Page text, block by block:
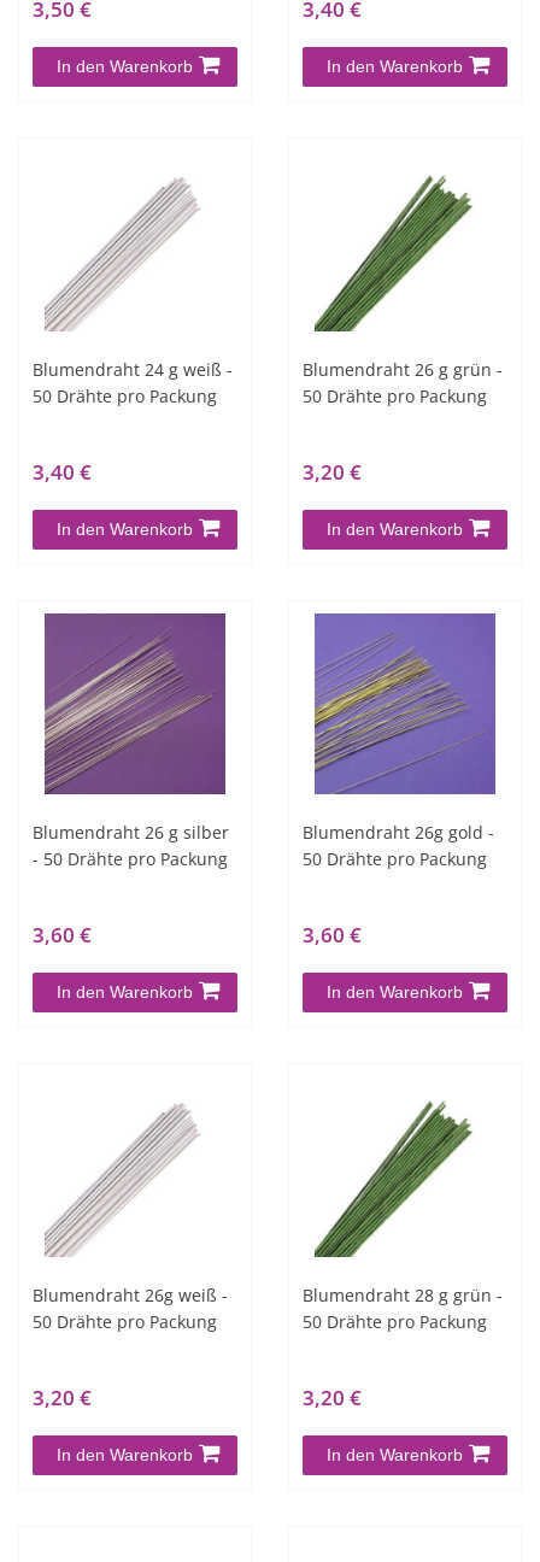
3,50 €
In den Warenkorb
3,40 €
In den Warenkorb
Blumendraht 24 g weiß -
50 Drähte pro Packung
3,40 €
In den Warenkorb
Blumendraht 26 g grün -
50 Drähte pro Packung
3,20 €
In den Warenkorb
Blumendraht 26 g silber
- 50 Drähte pro Packung
3,60 €
In den Warenkorb
Blumendraht 26g gold -
50 Drähte pro Packung
3,60 €
In den Warenkorb
Blumendraht 26g weiß -
50 Drähte pro Packung
3,20 €
In den Warenkorb
Blumendraht 28 g grün -
50 Drähte pro Packung
3,20 €
In den Warenkorb